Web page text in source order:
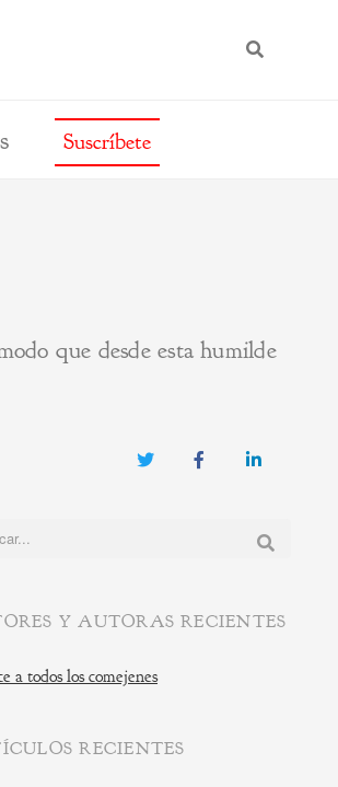
BUSCAR
Suscríbete
que desde esta humilde
TwitterFacebookLinkedIn
Y AUTORAS RECIENTES
a todos los comejenes
RECIENTES